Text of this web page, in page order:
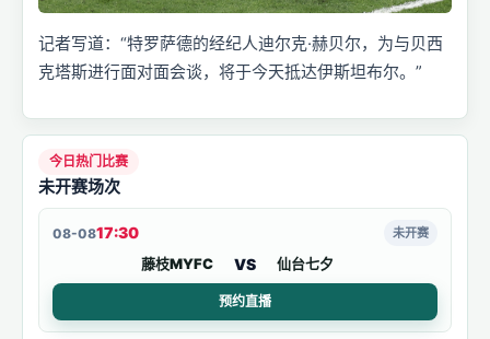
记者写道：“特罗萨德的经纪人迪尔克·赫贝尔，为与贝西
克塔斯进行面对面会谈，将于今天抵达伊斯坦布尔。”
今日热门比赛
未开赛场次
08-0817:30
藤枝MYFC VS 仙台七夕
未开赛
预约直播